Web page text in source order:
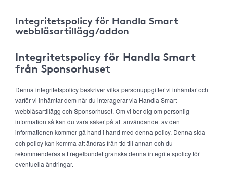
Integritetspolicy för Handla Smart
webbläsartillägg/addon
Integritetspolicy för Handla Smart
från Sponsorhuset
Denna integritetspolicy beskriver vilka personuppgifter vi inhämtar och
varför vi inhämtar dem när du interagerar via Handla Smart
webbläsartillägg och Sponsorhuset. Om vi ber dig om personlig
information så kan du vara säker på att användandet av den
informationen kommer gå hand i hand med denna policy. Denna sida
och policy kan komma att ändras från tid till annan och du
rekommenderas att regelbundet granska denna integritetspolicy för
eventuella ändringar.